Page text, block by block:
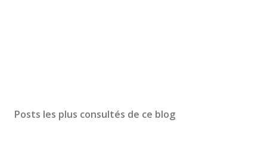
Posts les plus consultés de ce blog